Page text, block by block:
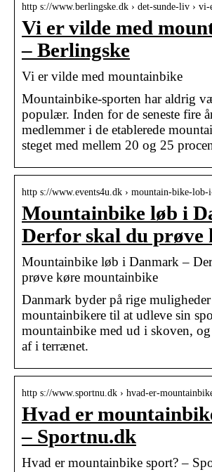
http s://www.berlingske.dk › det-sunde-liv ›
Vi er vilde med
– Berlingske
Vi er vilde med mountainbike
Mountainbike-sporten har aldrig
populær. Inden for de seneste fire
medlemmer i de etablerede
steget med mellem 20 og 25
http s://www.events4u.dk › mountain-bike-lob-
Mountainbike løb i
Derfor skal du
Mountainbike løb i Danmark –
prøve køre mountainbike
Danmark byder på rige
mountainbikere til at udleve sin
mountainbike med ud i skoven,
af i terrænet.
http s://www.sportnu.dk › hvad-er-
Hvad er
– Sportnu.dk
Hvad er mountainbike sport? –